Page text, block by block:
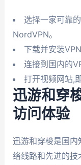
选择一家可靠
NordVPN。
下载并安装
连接到国内的
打开视频网站,
迅游和穿
访问体验
迅游和穿梭是国内
络线路和先进的技